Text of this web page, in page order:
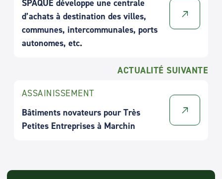
SPAQUE développe une centrale
d’achats à destination des villes,
communes, intercommunales, ports
autonomes, etc.
ACTUALITÉ SUIVANTE
ASSAINISSEMENT
Bâtiments novateurs pour Très
Petites Entreprises à Marchin